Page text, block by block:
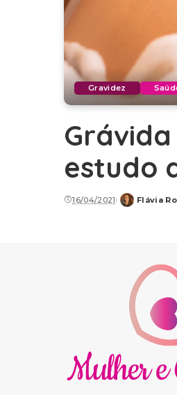
Gravidez
estudo
16/04/2021
Posted
Flávia